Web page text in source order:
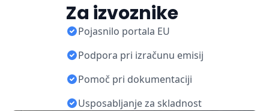
Za izvoznike
Pojasnilo portala EU
Podpora pri izračunu emisij
Pomoč pri dokumentaciji
Usposabljanje za skladnost